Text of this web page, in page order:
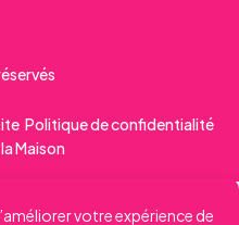
Politique de confidentialité
Maison